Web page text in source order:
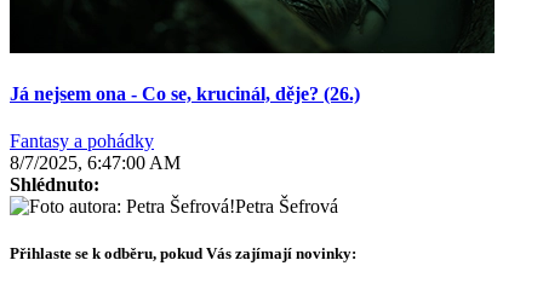
Já nejsem ona - Co se, krucinál, děje? (26.)
Fantasy a pohádky
8/7/2025, 6:47:00 AM
Shlédnuto:
Petra Šefrová
Přihlaste se k odběru, pokud Vás zajímají novinky: